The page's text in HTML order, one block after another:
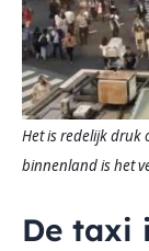
Het is redelijk druk
binnenland is het
De taxi